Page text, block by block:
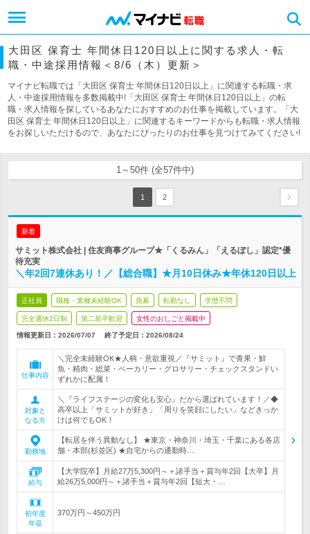
大田区 保育士 年間休日120日以上に関する求人・転
職・中途採用情報＜8/6（木）更新＞
マイナビ転職では「大田区 保育士 年間休日120日以上」に関連する転職・求
人・中途採用情報を多数掲載中!「大田区 保育士 年間休日120日以上」の転
職・求人情報を探しているあなたにおすすめのお仕事を掲載しています。「大
田区 保育士 年間休日120日以上」に関連するキーワードからも転職・求人情報
をお探しいただけるので、あなたにぴったりのお仕事を見つけてみてください!
1～50件 (全57件中)
1 2
新着
サミット株式会社 | 住友商事グループ★「くるみん」「えるぼし」認定*優
待充実
＼年2回7連休あり！／【総合職】★月10日休み★年休120日以上
正社員 職種・業種未経験OK 急募 転勤なし 学歴不問
完全週休2日制 第二新卒歓迎 女性のおしごと掲載中
情報更新日：2026/07/07 終了予定日： 2026/08/24
仕事内容
＼完全未経験OK★人柄・意欲重視／『サミット』で青果・鮮
魚・精肉・総菜・ベーカリー・グロサリー・チェックスタンドい
ずれかに配属！
対象と
なる方
＼『ライフステージの変化も安心』だから選ばれています！／◆
高卒以上「サミットが好き」「周りを笑顔にしたい」などきっか
けは何でもOK！
勤務地
【転居を伴う異動なし】 ★東京・神奈川・埼玉・千葉にある各店
舗・本部(杉並区) ★自宅からの通勤時…
給与
【大学院卒】月給27万5,300円～＋諸手当＋賞与年2回【大卒】月
給26万5,000円～＋諸手当＋賞与年2回【短大・…
初年度
年収
370万円～450万円